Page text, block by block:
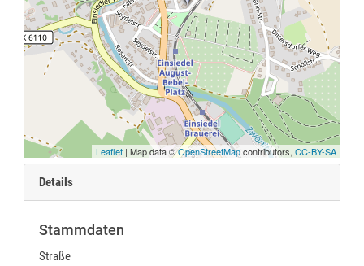
Leaflet | Map data ©OpenStreetMapcontributors, CC-BY-SA
Details
Stammdaten
Straße